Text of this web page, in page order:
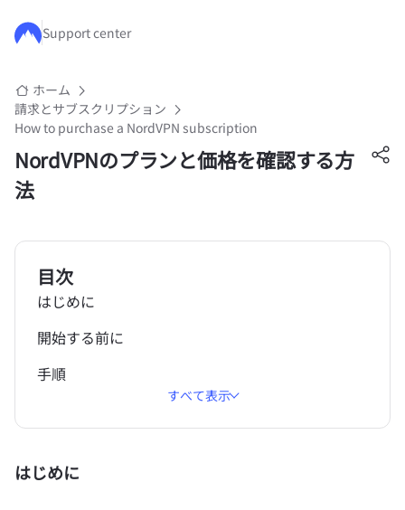
メインコンテンツにスキップ
Support center
ホーム
請求とサブスクリプション
How to purchase a NordVPN subscription
NordVPNのプランと価格を確認する方
法
目次
はじめに
開始する前に
手順
すべて表示
はじめに